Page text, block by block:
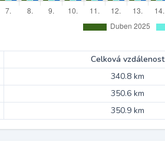
Celková vzdálenost
340.8 km
350.6 km
350.9 km